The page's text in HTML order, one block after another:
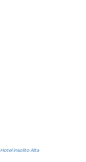
Hotel insolito Alta